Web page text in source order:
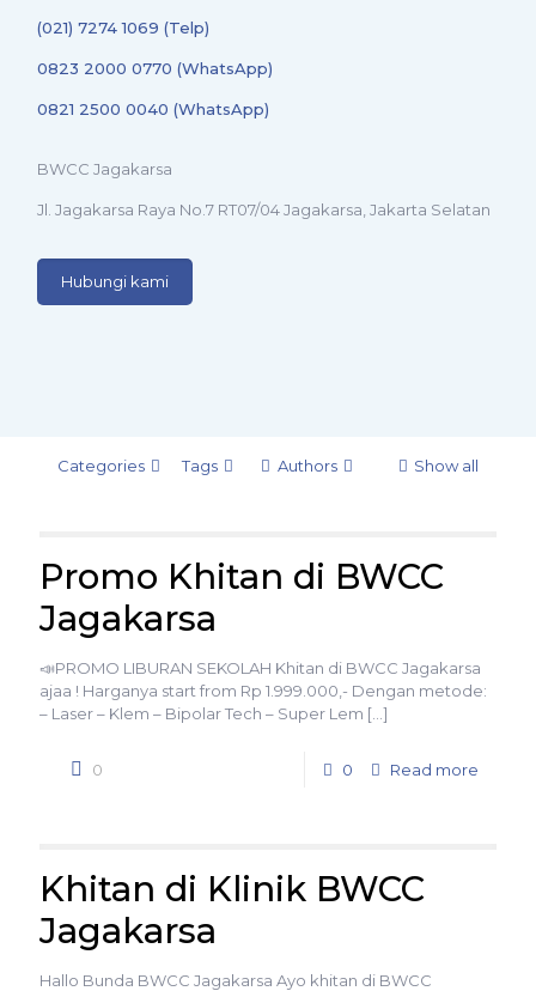
(021) 7274 1069 (Telp)
0823 2000 0770 (WhatsApp)
0821 2500 0040 (WhatsApp)
BWCC Jagakarsa
Jl. Jagakarsa Raya No.7 RT07/04 Jagakarsa, Jakarta Selatan
Hubungi kami
Categories Tags Authors Show all
Promo Khitan di BWCC
Jagakarsa
📣PROMO LIBURAN SEKOLAH Khitan di BWCC Jagakarsa
ajaa ! Harganya start from Rp 1.999.000,- Dengan metode:
– Laser – Klem – Bipolar Tech – Super Lem […]
0 0 Read more
Khitan di Klinik BWCC
Jagakarsa
Hallo Bunda BWCC Jagakarsa Ayo khitan di BWCC